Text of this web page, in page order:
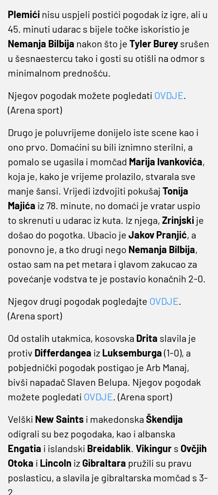
Plemići nisu uspjeli postići pogodak iz igre, ali u
45. minuti udarac s bijele točke iskoristio je
Nemanja Bilbija nakon što je Tyler Burey srušen
u šesnaestercu tako i gosti su otišli na odmor s
minimalnom prednošću.
Njegov pogodak možete pogledati OVDJE
(Arena sport)
Drugo je poluvrijeme donijelo iste scene kao i
ono prvo. Domaćini su bili iznimno sterilni, a
pomalo se ugasila i momčad Marija Ivankovića,
koja je, kako je vrijeme prolazilo, stvarala sve
manje šansi. Vrijedi izdvojiti pokušaj Tonija
Majića iz 78. minute, no domaći je vratar uspio
to skrenuti u udarac iz kuta. Iz njega, Zrinjski je
došao do pogotka. Ubacio je Jakov Pranjić, a
ponovno je, a tko drugi nego Nemanja Bilbija,
ostao sam na pet metara i glavom zakucao za
povećanje vodstva te je postavio konačnih 2-0.
Njegov drugi pogodak pogledajte OVDJE
(Arena sport)
Od ostalih utakmica, kosovska Drita slavila je
protiv Differdangea iz Luksemburga (1-0), a
pobjednički pogodak postigao je Arb Manaj,
bivši napadač Slaven Belupa. Njegov pogodak
možete pogledati OVDJE . (Arena sport)
Velški New Saints i makedonska Škendija
odigrali su bez pogodaka, kao i albanska
Engatia i islandski Breidablik Vikingur s Ovčjih
Otoka i Lincoln iz Gibraltara pružili su pravu
poslasticu, a slavila je gibraltarska momčad s 3-
2.